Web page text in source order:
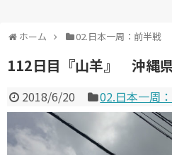
ホーム 02.日本一周：前半戦
112日目『山羊』 沖縄
2018/6/20 02.日本一周